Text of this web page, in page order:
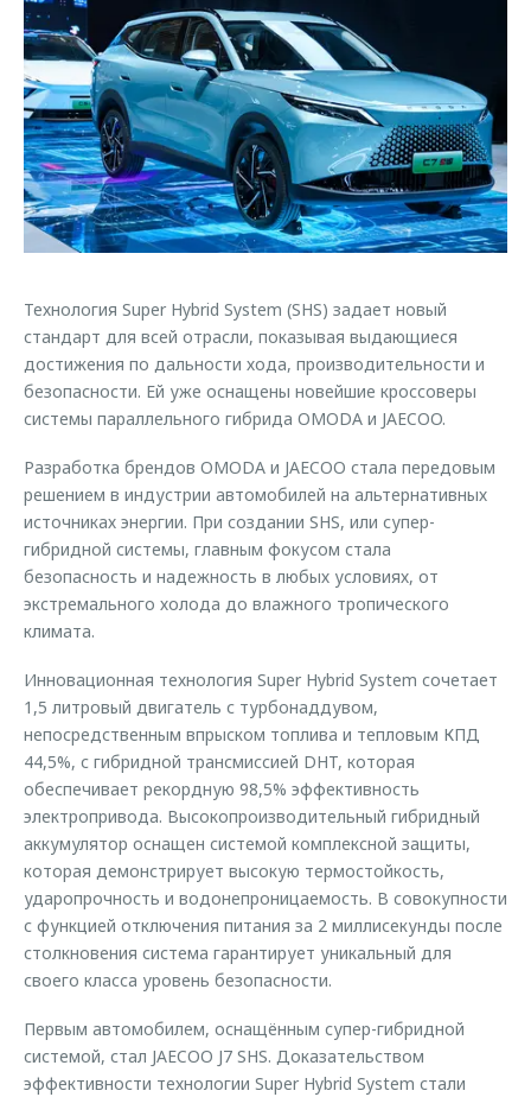
Страхование
Кредитный калькулятор
Аксессуары
Одежда и сувениры
Оригинальные аксессуары
Запчасти
Калькулятор трейд-ин
Клиентская поддержка
O&J Автоклуб
Клуб владельцев OMODA
Приложение O&J
Аксессуары
Одежда и сувениры
Запчасти
Обратная связь
Технология Super Hybrid System (SHS) задает новый
стандарт для всей отрасли, показывая выдающиеся
достижения по дальности хода, производительности и
безопасности. Ей уже оснащены новейшие кроссоверы
системы параллельного гибрида OMODA и JAECOO.
Разработка брендов OMODA и JAECOO стала передовым
решением в индустрии автомобилей на альтернативных
источниках энергии. При создании SHS, или супер-
гибридной системы, главным фокусом стала
безопасность и надежность в любых условиях, от
экстремального холода до влажного тропического
климата.
Инновационная технология Super Hybrid System сочетает
1,5 литровый двигатель с турбонаддувом,
непосредственным впрыском топлива и тепловым КПД
44,5%, с гибридной трансмиссией DHT, которая
обеспечивает рекордную 98,5% эффективность
электропривода. Высокопроизводительный гибридный
аккумулятор оснащен системой комплексной защиты,
которая демонстрирует высокую термостойкость,
ударопрочность и водонепроницаемость. В совокупности
с функцией отключения питания за 2 миллисекунды после
столкновения система гарантирует уникальный для
своего класса уровень безопасности.
Первым автомобилем, оснащённым супер-гибридной
системой, стал JAECOO J7 SHS. Доказательством
эффективности технологии Super Hybrid System стали